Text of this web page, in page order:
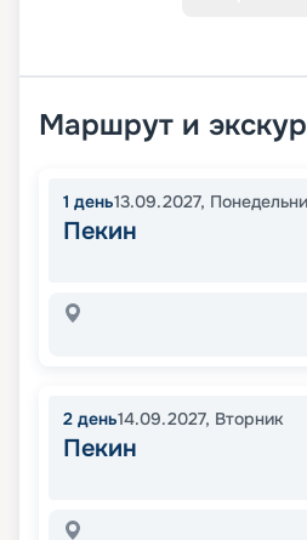
Маршрут и
1 день13.09.2027,
Пекин
2 день14.09.2027, Вторник
Пекин